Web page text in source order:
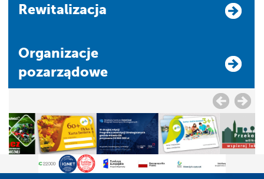
Rewitalizacja
Organizacje
pozarządowe